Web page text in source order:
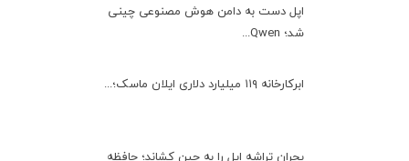
اپل دست به دامن هوش مصنوعی چینی
شد؛ Qwen...
ابرکارخانه ۱۱۹ میلیارد دلاری ایلان ماسک؛...
بحران تراشه اپل را به چین کشاند؛ حافظه